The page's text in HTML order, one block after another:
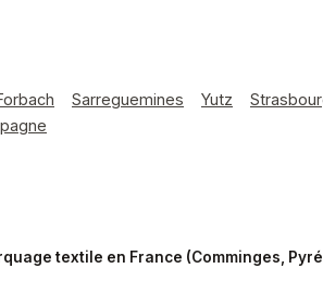
Sarreguemines Yutz
textile en France (Comminges,